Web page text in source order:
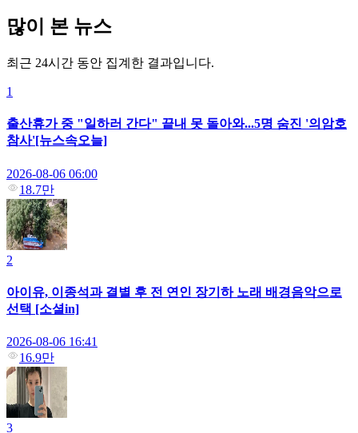
많이 본 뉴스
최근 24시간 동안 집계한 결과입니다.
1
출산휴가 중 "일하러 간다" 끝내 못 돌아와...5명 숨진 '의암호
참사'[뉴스속오늘]
2026-08-06 06:00
18.7만
2
아이유, 이종석과 결별 후 전 연인 장기하 노래 배경음악으로
선택 [소셜in]
2026-08-06 16:41
16.9만
3